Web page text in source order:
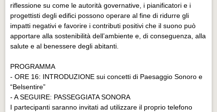
riflessione su come le autorità governative, i pianificatori e i
progettisti degli edifici possono operare al fine di ridurre gli
impatti negativi e favorire i contributi positivi che il suono può
apportare alla sostenibilità dell’ambiente e, di conseguenza, alla
salute e al benessere degli abitanti.
PROGRAMMA
- ORE 16: INTRODUZIONE sui concetti di Paesaggio Sonoro e
“Belsentire”
- A SEGUIRE: PASSEGGIATA SONORA
I partecipanti saranno invitati ad utilizzare il proprio telefono